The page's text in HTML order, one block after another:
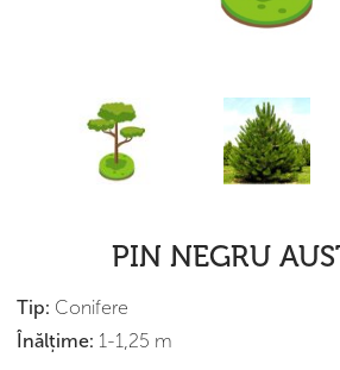
PIN NEGRU
Tip: Conifere
Înălțime: 1-1,25 m